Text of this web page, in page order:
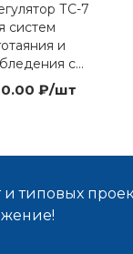
ТС-7
систем
и
с
осадков
₽/шт
типовых